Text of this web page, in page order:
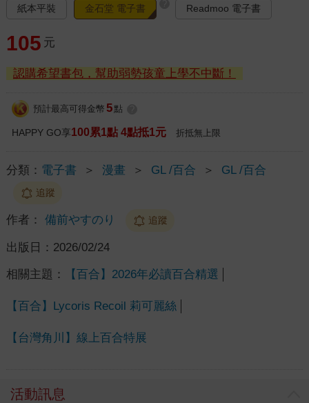
紙本平裝 金石堂 電子書 Readmoo 電子書
105 元
認購希望書包，幫助弱勢孩童上學不中斷！
預計最高可得金幣 5 點
HAPPY GO享100累1點 4點抵1元 折抵無上限
分類： 電子書 ＞ 漫畫 ＞ GL /百合 ＞ GL /百合
追蹤
作者： 備前やすのり 追蹤
出版日： 2026/02/24
相關主題： 【百合】2026年必讀百合精選
【百合】Lycoris Recoil 莉可麗絲
【台灣角川】線上百合特展
活動訊息